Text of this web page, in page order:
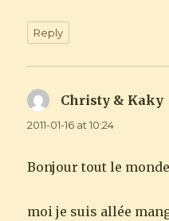
Reply
Christy & Kaky
2011-01-16 at 10:24
Bonjour tout le
moi je suis allée